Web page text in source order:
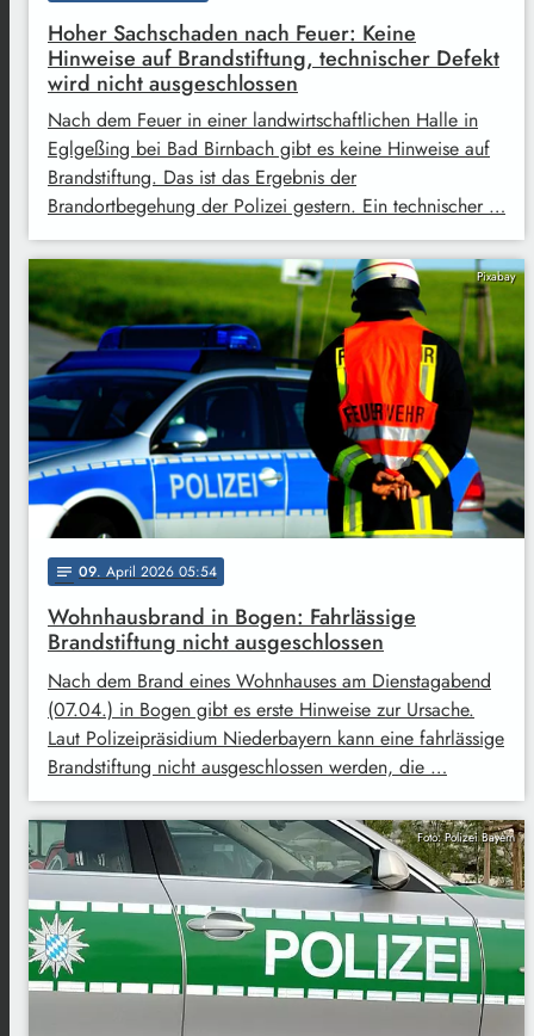
Hoher Sachschaden nach Feuer: Keine
Hinweise auf Brandstiftung, technischer Defekt
wird nicht ausgeschlossen
Nach dem Feuer in einer landwirtschaftlichen Halle in
Eglgeßing bei Bad Birnbach gibt es keine Hinweise auf
Brandstiftung. Das ist das Ergebnis der
Brandortbegehung der Polizei gestern. Ein technischer …
Pixabay
notes 09. April 2026 05:54
Wohnhausbrand in Bogen: Fahrlässige
Brandstiftung nicht ausgeschlossen
Nach dem Brand eines Wohnhauses am Dienstagabend
(07.04.) in Bogen gibt es erste Hinweise zur Ursache.
Laut Polizeipräsidium Niederbayern kann eine fahrlässige
Brandstiftung nicht ausgeschlossen werden, die …
Foto: Polizei Bayern